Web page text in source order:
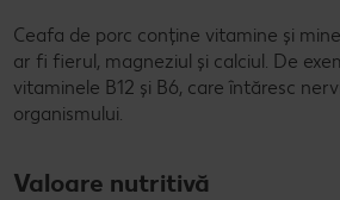
Ceafa de porc conține vitamine și
ar fi fierul, magneziul și calciul. De
vitaminele B12 și B6, care întăresc
organismului.
Valoare nutritivă